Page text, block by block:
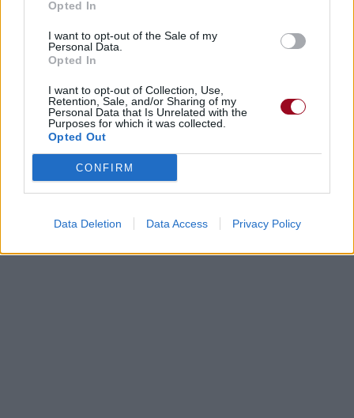
Opted In
I want to opt-out of the Sale of my
Personal Data.
Opted In
I want to opt-out of Collection, Use,
Retention, Sale, and/or Sharing of my
Personal Data that Is Unrelated with the
Purposes for which it was collected.
Opted Out
CONFIRM
Data Deletion Data Access Privacy Policy